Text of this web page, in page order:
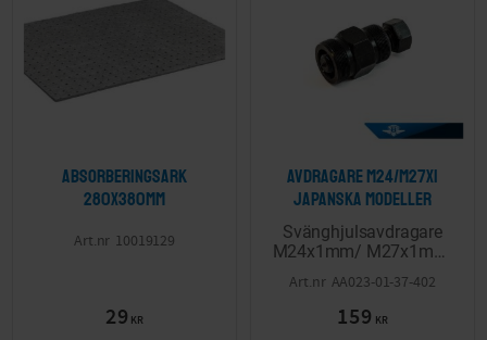
Absorberingsark
280x380mm
10019129
29 KR
Avdragare M24/M27x1
Japanska modeller
Svänghjulsavdragare
M24x1mm/ M27x1mm.
Passar till Honda,
Suzuki, Yamaha mfl.
AA023-01-37-402
159 KR